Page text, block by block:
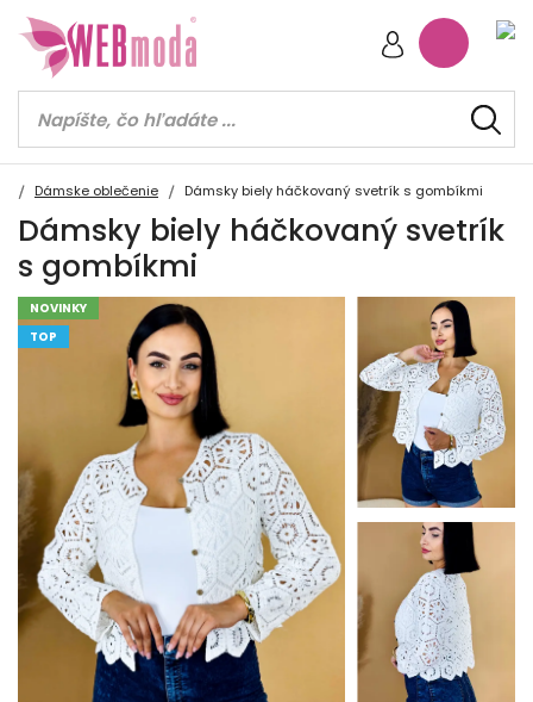
Dámske oblečenie Dámsky biely háčkovaný svetrík s gombíkmi
Dámsky biely háčkovaný svetrík
s gombíkmi
NOVINKY
TOP